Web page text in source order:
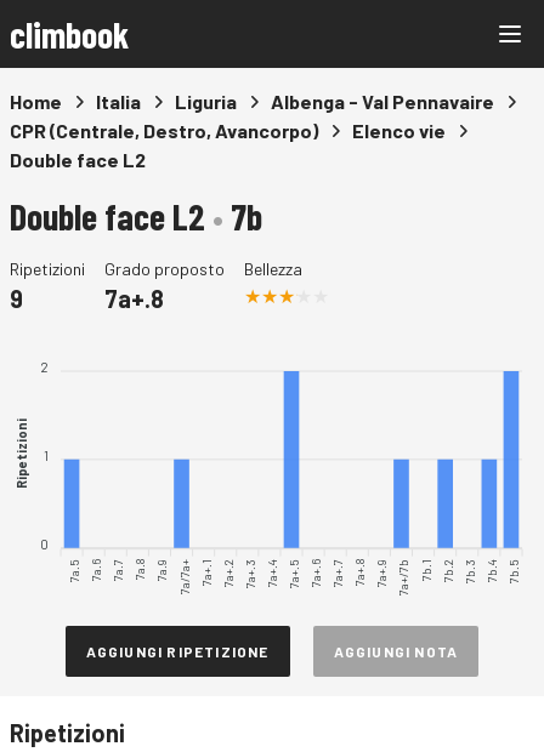
climbook
Home Italia Liguria
Albenga - Val Pennavaire
CPR (Centrale, Destro, Avancorpo)
Elenco vie
Double face L2
Double face L2 • 7b
Ripetizioni
9
Grado proposto
7a+.8
Bellezza
2
1
0
Ripetizioni
7a.5 7a.6 7a.7 7a.8 7a.9 7a/7a+ 7a+.1 7a+.2 7a+.3 7a+.4 7a+.5 7a+.6 7a+.7 7a+.8 7a+.9 7a+/7b 7b.1 7b.2 7b.3 7b.4 7b.5
AGGIUNGI RIPETIZIONE AGGIUNGI NOTA
Ripetizioni